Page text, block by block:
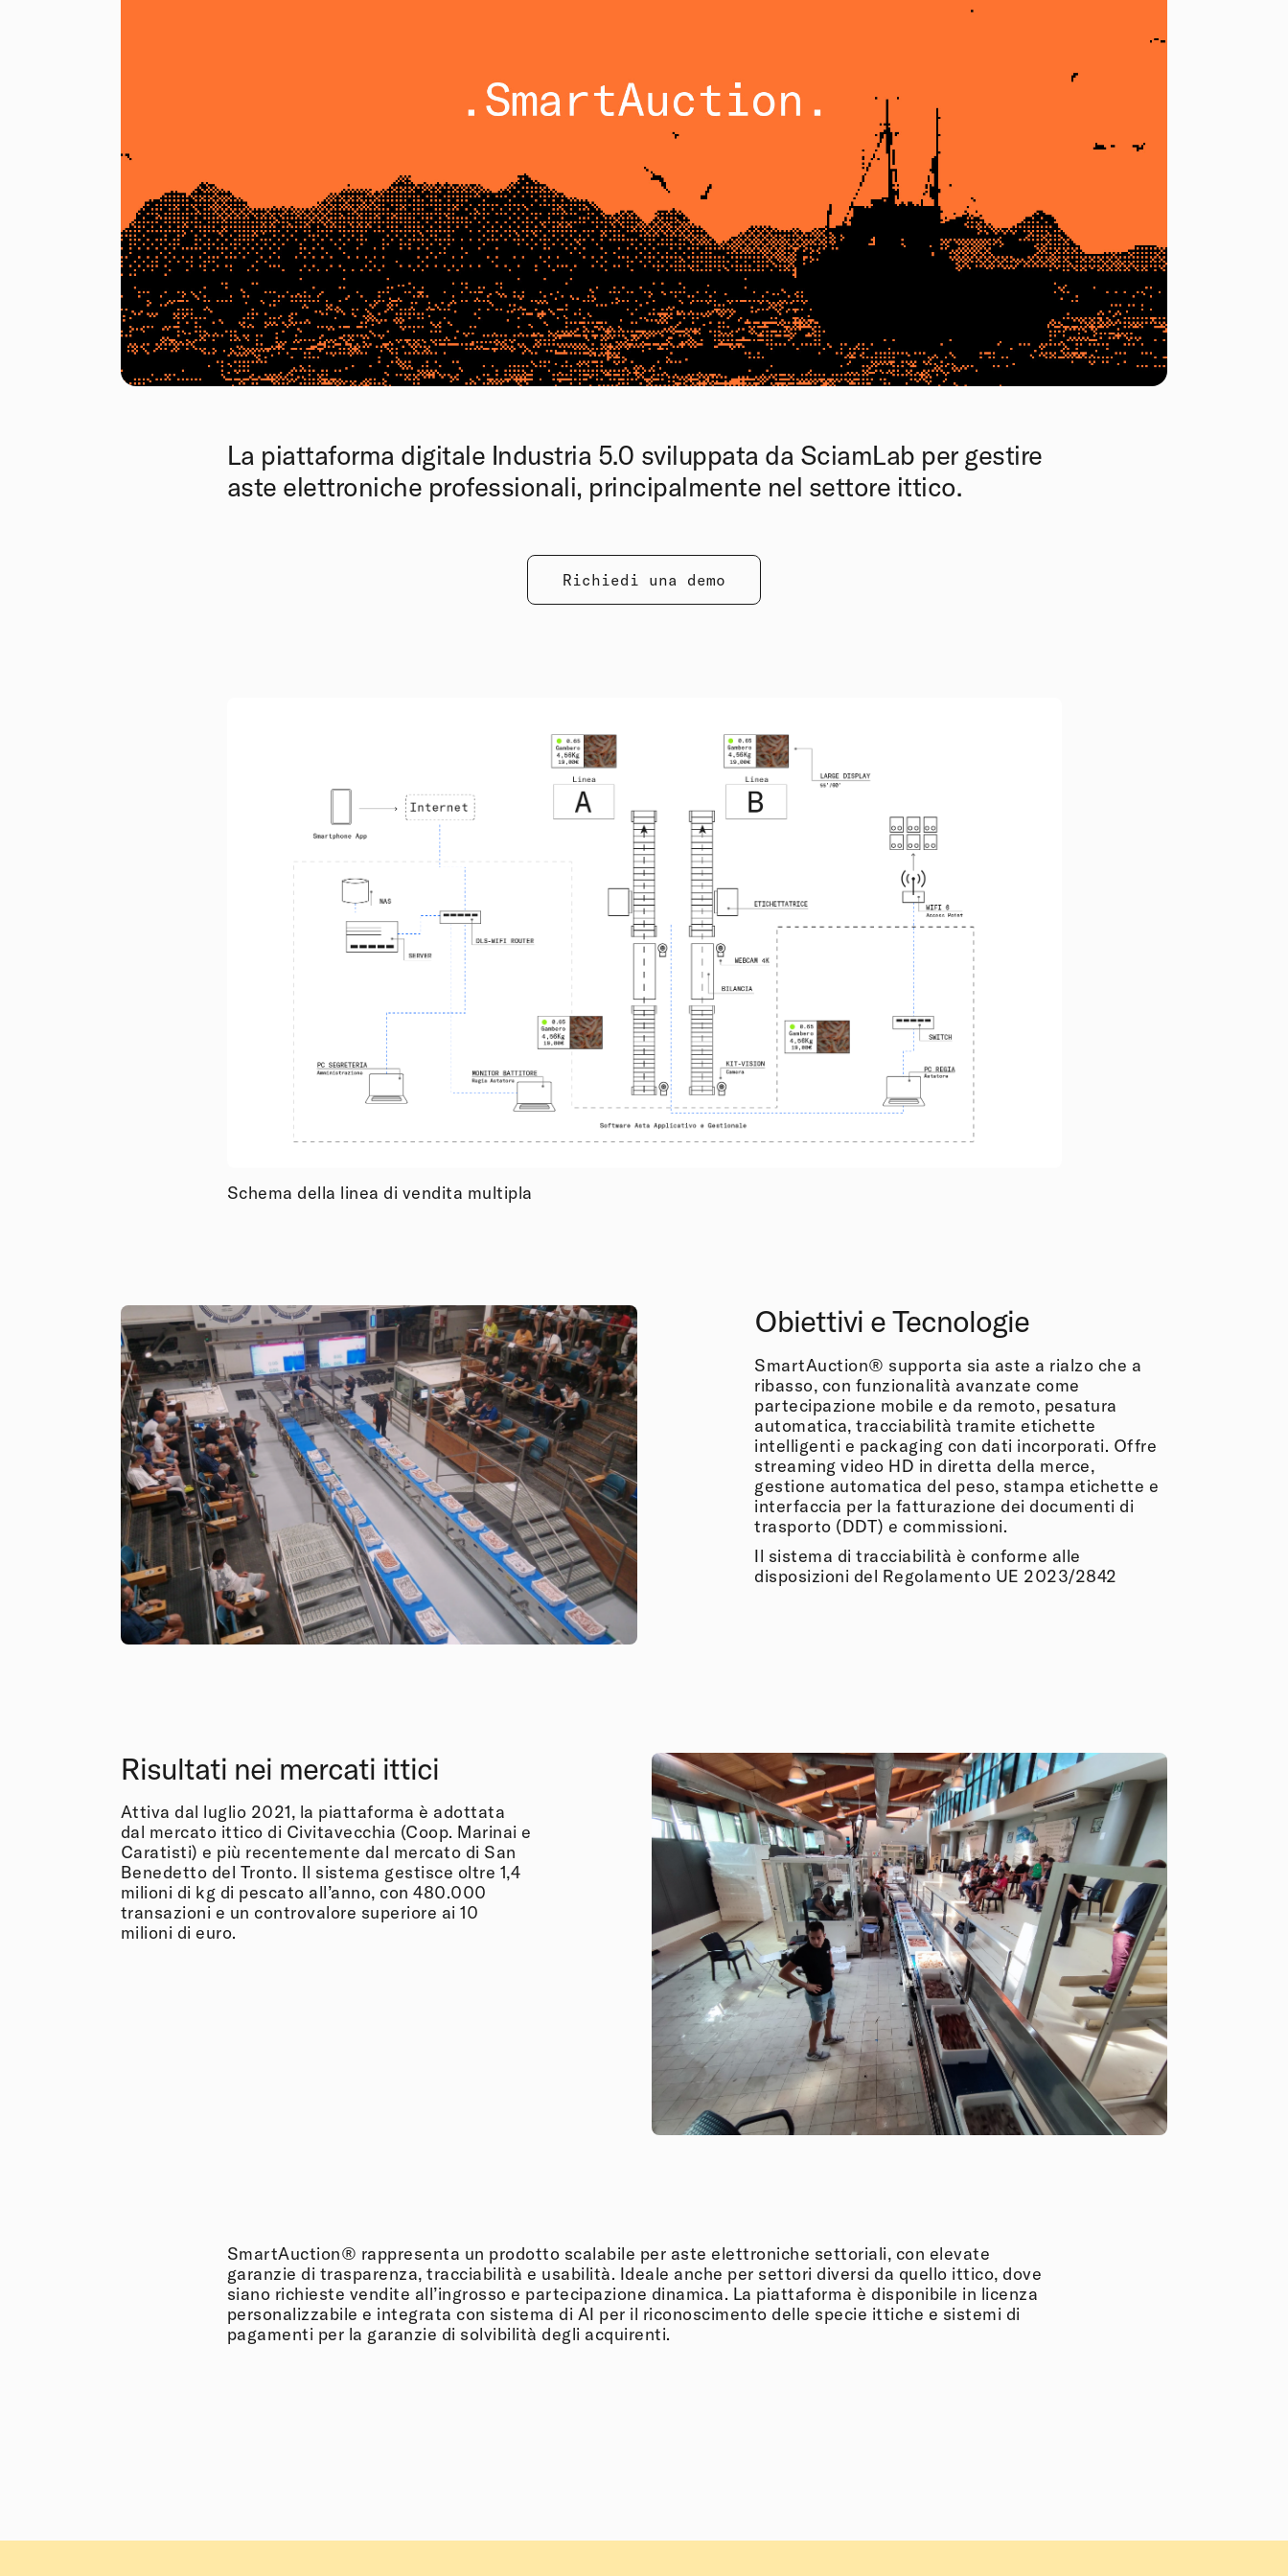
La piattaforma digitale Industria 5.0 sviluppata da SciamLab per gestire
aste elettroniche professionali, principalmente nel settore ittico.
Richiedi una demo
Schema della linea di vendita multipla
Obiettivi e Tecnologie
SmartAuction® supporta sia aste a rialzo che a
ribasso, con funzionalità avanzate come
partecipazione mobile e da remoto, pesatura
automatica, tracciabilità tramite etichette
intelligenti e packaging con dati incorporati. Offre
streaming video HD in diretta della merce,
gestione automatica del peso, stampa etichette e
interfaccia per la fatturazione dei documenti di
trasporto (DDT) e commissioni.
Il sistema di tracciabilità è conforme alle
disposizioni del Regolamento UE 2023/2842
Risultati nei mercati ittici
Attiva dal luglio 2021, la piattaforma è adottata
dal mercato ittico di Civitavecchia (Coop. Marinai e
Caratisti) e più recentemente dal mercato di San
Benedetto del Tronto. Il sistema gestisce oltre 1,4
milioni di kg di pescato all’anno, con 480.000
transazioni e un controvalore superiore ai 10
milioni di euro.
SmartAuction® rappresenta un prodotto scalabile per aste elettroniche settoriali, con elevate
garanzie di trasparenza, tracciabilità e usabilità. Ideale anche per settori diversi da quello ittico, dove
siano richieste vendite all’ingrosso e partecipazione dinamica. La piattaforma è disponibile in licenza
personalizzabile e integrata con sistema di AI per il riconoscimento delle specie ittiche e sistemi di
pagamenti per la garanzie di solvibilità degli acquirenti.